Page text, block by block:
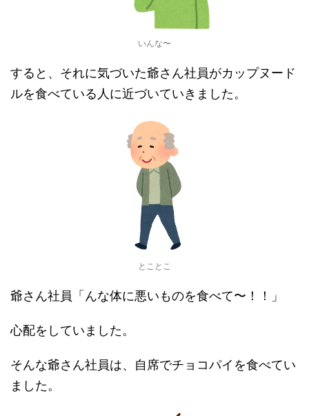
いんな〜
すると、それに気づいた爺さん社員がカップヌード
ルを食べている人に近づいていきました。
とことこ
爺さん社員「んな体に悪いものを食べて〜！！」
心配をしていました。
そんな爺さん社員は、自席でチョコパイを食べてい
ました。